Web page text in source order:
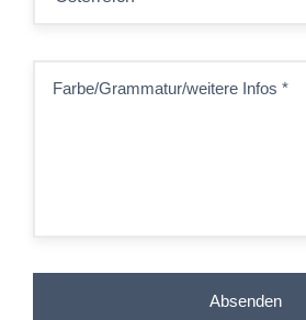
Farbe/Grammatur/weitere Infos *
Absenden